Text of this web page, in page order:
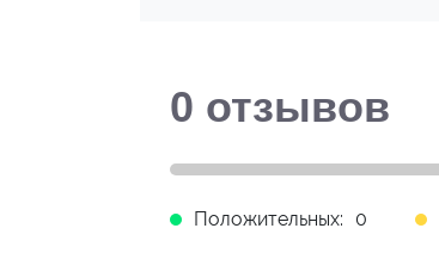
0 отзывов
Положительных: 0